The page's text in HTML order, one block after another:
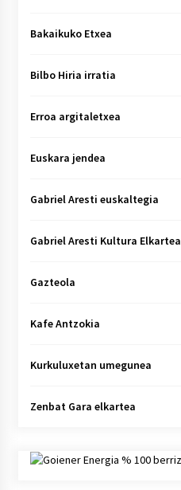
Bakaikuko Etxea
Bilbo Hiria irratia
Erroa argitaletxea
Euskara jendea
Gabriel Aresti euskaltegia
Gabriel Aresti Kultura Elkartea
Gazteola
Kafe Antzokia
Kurkuluxetan umegunea
Zenbat Gara elkartea